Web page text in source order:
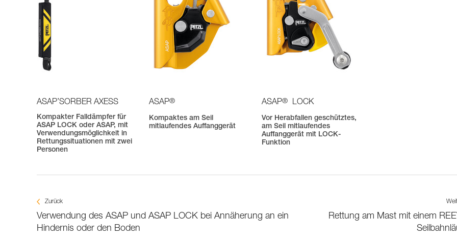
ASAP’SORBER AXESS
Kompakter Falldämpfer für
ASAP LOCK oder ASAP, mit
Verwendungsmöglichkeit in
Rettungssituationen mit zwei
Personen
ASAP®
Kompaktes am Seil
mitlaufendes Auffanggerät
ASAP® LOCK
Vor Herabfallen geschütztes,
am Seil mitlaufendes
Auffanggerät mit LOCK-
Funktion
Zurück
Verwendung des ASAP und ASAP LOCK bei Annäherung an ein
Hindernis oder den Boden
Rettung am Mast mit einem